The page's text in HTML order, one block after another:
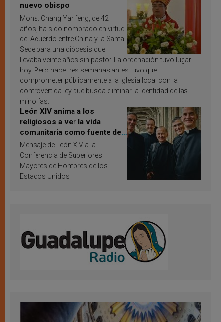
nuevo obispo
Mons. Chang Yanfeng, de 42
años, ha sido nombrado en virtud
del Acuerdo entre China y la Santa
Sede para una diócesis que
llevaba veinte años sin pastor. La ordenación tuvo lugar
hoy. Pero hace tres semanas antes tuvo que
comprometer públicamente a la Iglesia local con la
controvertida ley que busca eliminar la identidad de las
minorías.
León XIV anima a los
religiosos a ver la vida
comunitaria como fuente de
inspiración y santificación
Mensaje de León XIV a la
Conferencia de Superiores
Mayores de Hombres de los
Estados Unidos